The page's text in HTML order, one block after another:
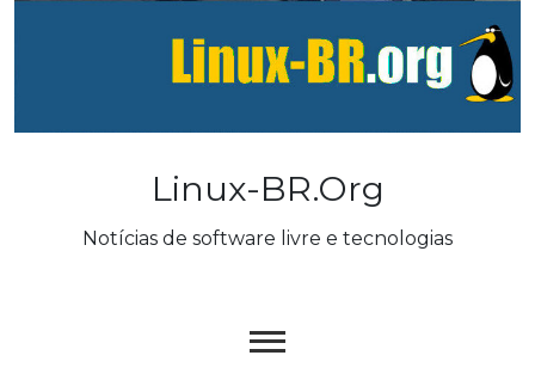
Linux-BR.org
Notícias de software livre e tecnologias